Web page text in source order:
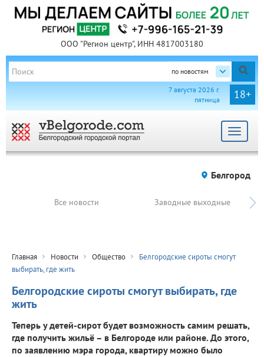
ООО "Регион центр", ИНН 4817003180
по новостям
18+
7 августа 2026 г.
пятница
Toggle
Белгород
Все новости Заводные выходные
Главная Новости Общество
Белгородские сироты смогут
выбирать, где жить
Белгородские сироты смогут выбирать, где
жить
Теперь у детей-сирот будет возможность самим решать,
где получить жильё – в Белгороде или районе. До этого,
по заявлению мэра города, квартиру можно было